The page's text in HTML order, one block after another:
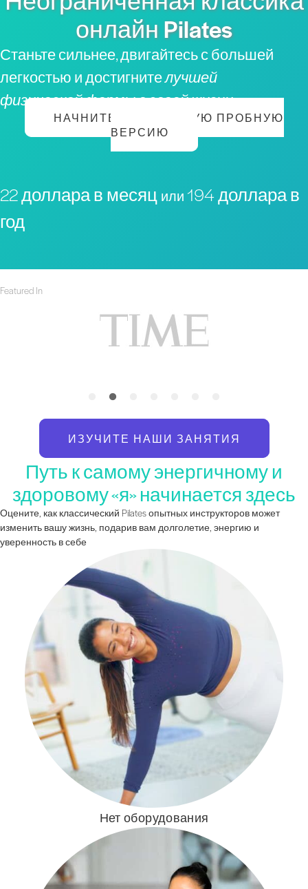
онлайн Pilates
Станьте сильнее, двигайтесь с большей
легкостью и достигнителучшей
физической формы в своей жизни
НАЧНИТЕ БЕСПЛАТНУЮ ПРОБНУЮ
ВЕРСИЮ
22 доллара в месяц или 194 доллара в
год
Featured In
ИЗУЧИТЕ НАШИ ЗАНЯТИЯ
Путь к самому энергичному и
здоровому «я» начинается здесь
Оцените, как классический Pilates опытных инструкторов может
изменить вашу жизнь, подарив вам долголетие, энергию и
уверенность в себе
Нет оборудования